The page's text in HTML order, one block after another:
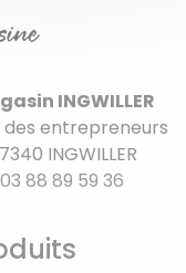
INGWILLER
des entrepreneurs
INGWILLER
03 88 89 59 36